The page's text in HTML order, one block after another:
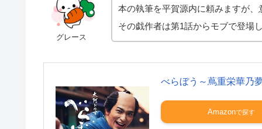
グレース
本の執筆を平賀源内に頼みますが
その戯作者は第1話からモブで登場
べらぼう～蔦重栄華乃
Amazon